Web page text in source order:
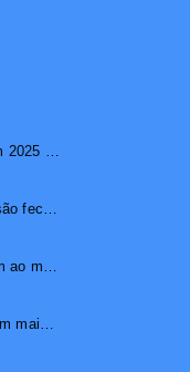
Desmatamento tem novo recorde mínimo em 2025 na mata atlâ...
Cristo, Bondinho e outros pontos turísticos são fechados ...
Alertas de desmatamento na amazônia caem ao menor patamar ...
Cirurgias plásticas de mama no SUS crescem mais de 50% em ...